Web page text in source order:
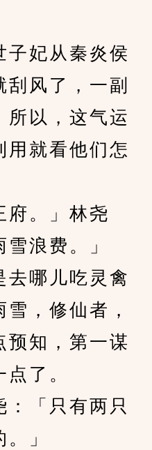
妃从秦炎侯
风了，一副
所以，这气运
用就看他们怎
。」林尧
浪费。」
哪儿吃灵禽
，修仙者，
预知，第一谋
了。
「只有两只
」